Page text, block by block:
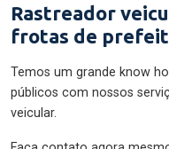
Rastreador
frotas de
Temos um grande know
públicos com nossos
veicular.